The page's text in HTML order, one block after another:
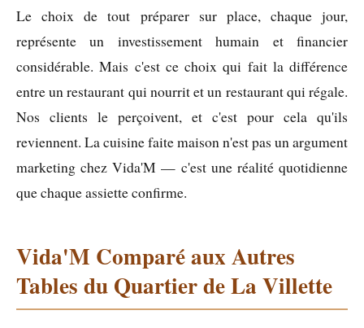
Le choix de tout préparer sur place, chaque jour,
représente un investissement humain et financier
considérable. Mais c'est ce choix qui fait la différence
entre un restaurant qui nourrit et un restaurant qui régale.
Nos clients le perçoivent, et c'est pour cela qu'ils
reviennent. La cuisine faite maison n'est pas un argument
marketing chez Vida'M — c'est une réalité quotidienne
que chaque assiette confirme.
Vida'M Comparé aux Autres
Tables du Quartier de La Villette